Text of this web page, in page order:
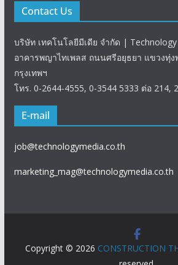
Contact Us
บริษัท เทคโนโลยีมีเดีย จำกัด | Technology
อาคารพญาไทเพลส ถนนศรีอยุธยา แขวงทุ่ง
กรุงเทพฯ
โทร. 0-2644-4555, 0-3544 5333 ต่อ 214,
E-mail
job@technologymedia.co.th
marketing_mag@technologymedia.co.th
Copyright © 2026 CONSTRUCTION